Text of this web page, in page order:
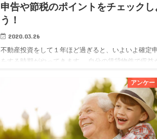
申告や節税のポイントをチェックし
う！
2020.03.26
不動産投資をして１年ほど過ぎると、いよいよ確定
をする時期がやってきます。 自分の賃貸物件で収益
か、初めての場合は特に分からないこともあるかと
アンケー